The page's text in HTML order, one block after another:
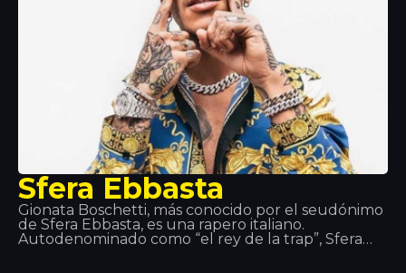
Sfera Ebbasta
Gionata Boschetti, más conocido por el seudónimo
de Sfera Ebbasta, es una rapero italiano.
Autodenominado como “el rey de la trap”, Sfera